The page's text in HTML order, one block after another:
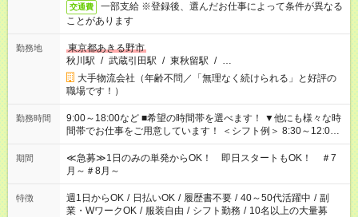
交通費
一部支給 ※登録後、選んだお仕事によって条件が異なる
ことがあります
勤務地
東京都あきる野市
秋川駅 / 武蔵引田駅 / 東秋留駅 / …
大手物流会社（年齢不問／「無理なく続けられる」と好評の
職場です！）
勤務時間
9:00～18:00など ■希望の時間帯を選べます！ ▼他にも様々な時
間帯でお仕事をご用意しています！ ＜シフト例＞ 8:30～12:00
17:00～22:00 13:00～22:00 22:00～翌6:00 など
期間
≪急募≫1日のみの単発からOK！ 即日スタートもOK！ ＃7
月～＃8月～
特徴 週1日からOK / 日払いOK / 履歴書不要 / 40～50代活躍中 / 副
業・WワークOK / 服装自由 / シフト勤務 / 10名以上の大量募